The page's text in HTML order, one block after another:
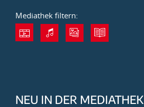
Mediathek filtern:
NEU IN DER MEDIATHEK